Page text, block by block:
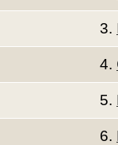
3.
4.
5.
6.